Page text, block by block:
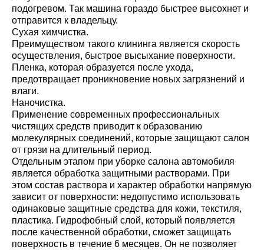
подогревом. Так машина гораздо быстрее высохнет и
отправится к владельцу.
Сухая химчистка.
Преимуществом такого клининга является скорость
осуществления, быстрое высыхание поверхности.
Пленка, которая образуется после ухода,
предотвращает проникновение новых загрязнений и
влаги.
Наночистка.
Применение современных профессиональных
чистящих средств приводит к образованию
молекулярных соединений, которые защищают салон
от грязи на длительный период.
Отдельным этапом при уборке салона автомобиля
является обработка защитными растворами. При
этом состав раствора и характер обработки напрямую
зависит от поверхности: недопустимо использовать
одинаковые защитные средства для кожи, текстиля,
пластика. Гидрофобный слой, который появляется
после качественной обработки, сможет защищать
поверхность в течение 6 месяцев. Он не позволяет